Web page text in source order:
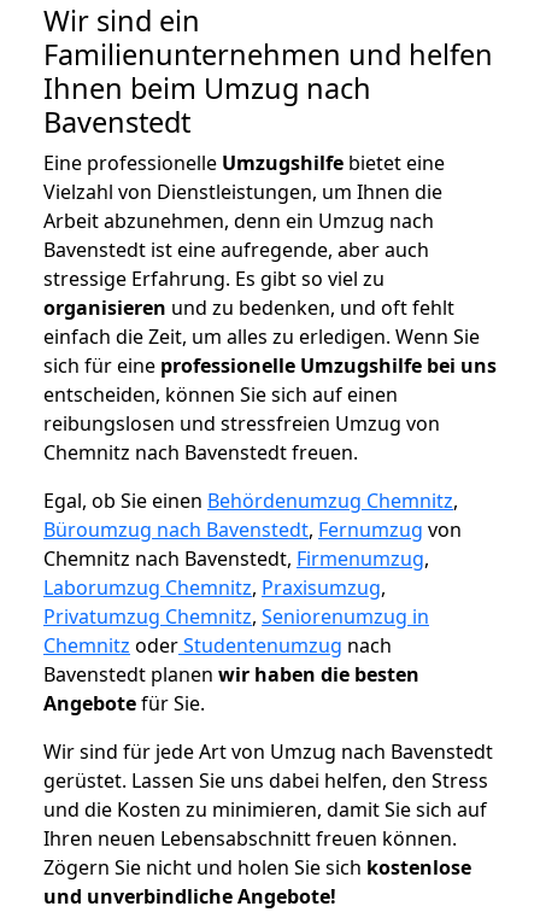
Wir sind ein
Familienunternehmen und helfen
Ihnen beim Umzug nach
Bavenstedt
Eine professionelle Umzugshilfe bietet eine
Vielzahl von Dienstleistungen, um Ihnen die
Arbeit abzunehmen, denn ein Umzug nach
Bavenstedt ist eine aufregende, aber auch
stressige Erfahrung. Es gibt so viel zu
organisieren und zu bedenken, und oft fehlt
einfach die Zeit, um alles zu erledigen. Wenn Sie
sich für eine professionelle Umzugshilfe bei uns
entscheiden, können Sie sich auf einen
reibungslosen und stressfreien Umzug von
Chemnitz nach Bavenstedt freuen.
Egal, ob Sie einen Behördenumzug Chemnitz,
Büroumzug nach Bavenstedt, Fernumzug von
Chemnitz nach Bavenstedt, Firmenumzug,
Laborumzug Chemnitz, Praxisumzug,
Privatumzug Chemnitz, Seniorenumzug in
Chemnitz oderStudentenumzug nach
Bavenstedt planen wir haben die besten
Angebotefür Sie.
Wir sind für jede Art von Umzug nach Bavenstedt
gerüstet. Lassen Sie uns dabei helfen, den Stress
und die Kosten zu minimieren, damit Sie sich auf
Ihren neuen Lebensabschnitt freuen können.
Zögern Sie nicht und holen Sie sich kostenlose
und unverbindliche Angebote!